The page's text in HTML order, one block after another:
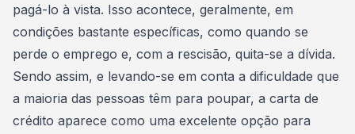
pagá-lo à vista. Isso acontece, geralmente, em
condições bastante específicas, como quando se
perde o emprego e, com a rescisão, quita-se a dívida.
Sendo assim, e levando-se em conta a dificuldade que
a maioria das pessoas têm para poupar, a carta de
crédito aparece como uma excelente opção para